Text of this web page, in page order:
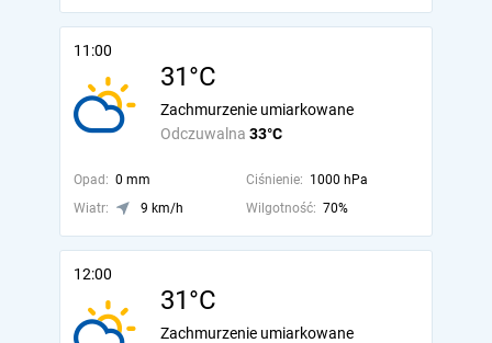
11:00
31°C
Odczuwalna 33°C
Zachmurzenie umiarkowane
Opad: 0 mm Ciśnienie: 1000 hPa
Wiatr:
9 km/h Wilgotność: 70%
12:00
31°C
Zachmurzenie umiarkowane